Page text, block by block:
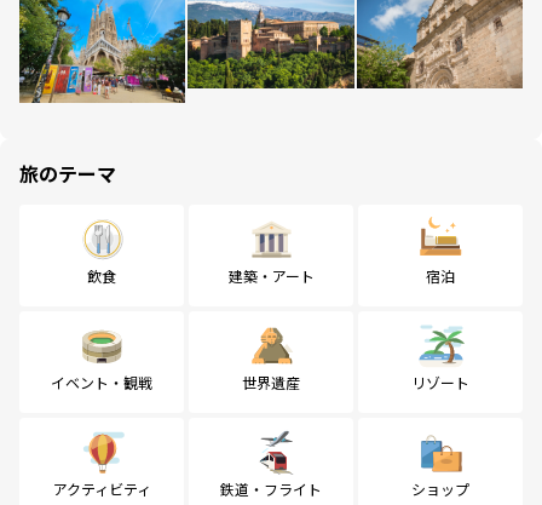
旅のテーマ
飲食 建築・アート 宿泊
イベント・観戦 世界遺産 リゾート
アクティビティ 鉄道・フライト ショップ